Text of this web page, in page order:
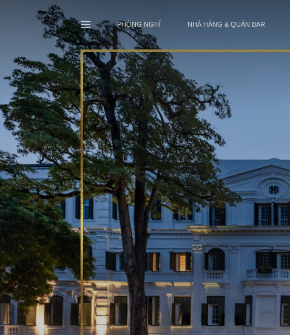
PHÒNG NGHỈ NHÀ HÀNG & QUÁN BAR